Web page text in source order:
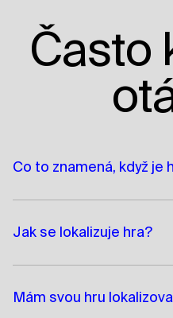
Často
Co to znamená, když je
Jak se lokalizuje hra?
Mám svou hru